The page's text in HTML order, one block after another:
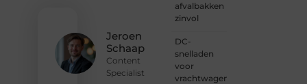
Jeroen
Schaap
Content
Specialist
afvalbakken
zinvol
DC-
snelladen
voor
vrachtwagens